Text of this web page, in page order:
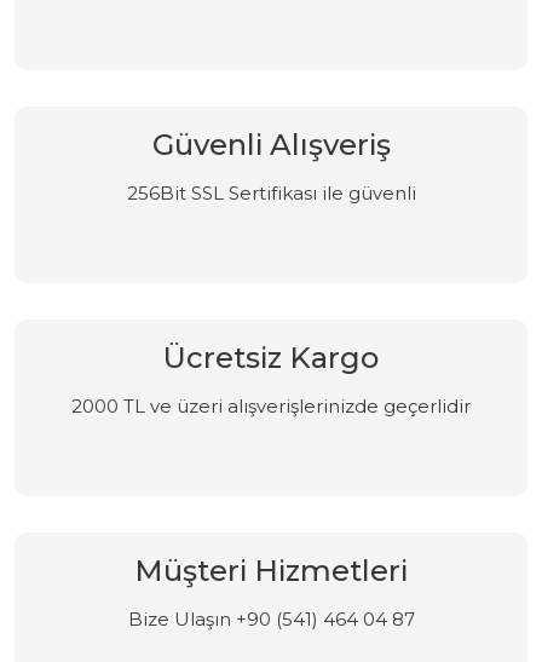
Güvenli Alışveriş
256Bit SSL Sertifikası ile güvenli
Ücretsiz Kargo
2000 TL ve üzeri alışverişlerinizde geçerlidir
Müşteri Hizmetleri
Bize Ulaşın +90 (541) 464 04 87